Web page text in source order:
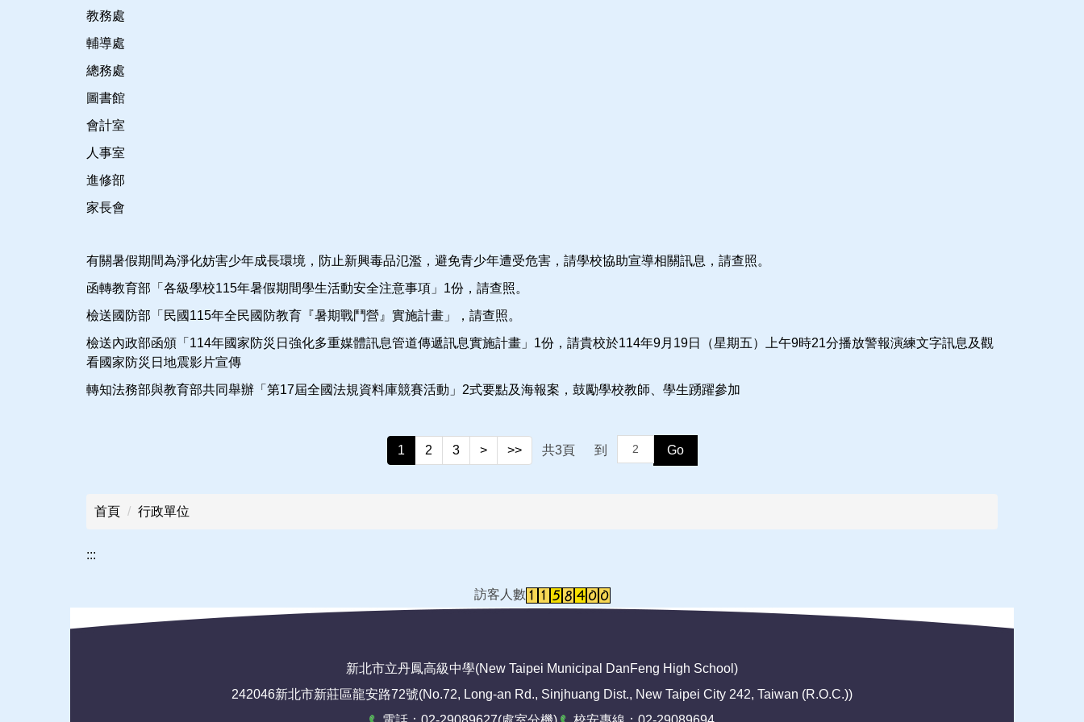
教務處
輔導處
總務處
圖書館
會計室
人事室
進修部
家長會
有關暑假期間為淨化妨害少年成長環境，防止新興毒品氾濫，避免青少年遭受危害，請學校協助宣導相關訊息，請查照。
函轉教育部「各級學校115年暑假期間學生活動安全注意事項」1份，請查照。
檢送國防部「民國115年全民國防教育『暑期戰鬥營』實施計畫」，請查照。
檢送內政部函頒「114年國家防災日強化多重媒體訊息管道傳遞訊息實施計畫」1份，請貴校於114年9月19日（星期五）上午9時21分播放警報演練文字訊息及觀
看國家防災日地震影片宣傳
轉知法務部與教育部共同舉辦「第17屆全國法規資料庫競賽活動」2式要點及海報案，鼓勵學校教師、學生踴躍參加
1 2 3 > >> 共3頁 到 Go
首頁 行政單位
:::
訪客人數
新北市立丹鳳高級中學(New Taipei Municipal DanFeng High School)
242046新北市新莊區龍安路72號(No.72, Long-an Rd., Sinjhuang Dist., New Taipei City 242, Taiwan (R.O.C.))